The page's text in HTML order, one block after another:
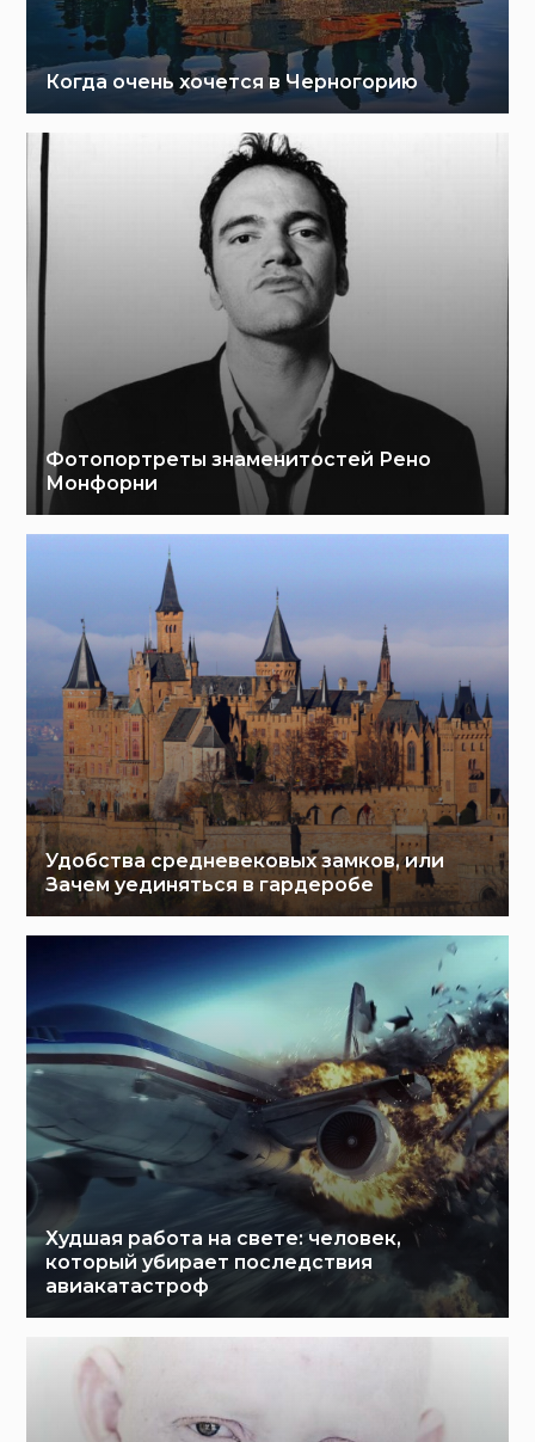
Когда очень хочется в Черногорию
Фотопортреты знаменитостей Рено
Монфорни
Удобства средневековых замков, или
Зачем уединяться в гардеробе
Худшая работа на свете: человек,
который убирает последствия
авиакатастроф